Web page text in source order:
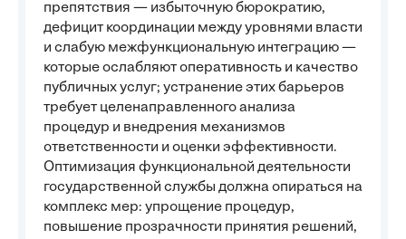
препятствия — избыточную бюрократию,
дефицит координации между уровнями власти
и слабую межфункциональную интеграцию —
которые ослабляют оперативность и качество
публичных услуг; устранение этих барьеров
требует целенаправленного анализа
процедур и внедрения механизмов
ответственности и оценки эффективности.
Оптимизация функциональной деятельности
государственной службы должна опираться на
комплекс мер: упрощение процедур,
повышение прозрачности принятия решений,